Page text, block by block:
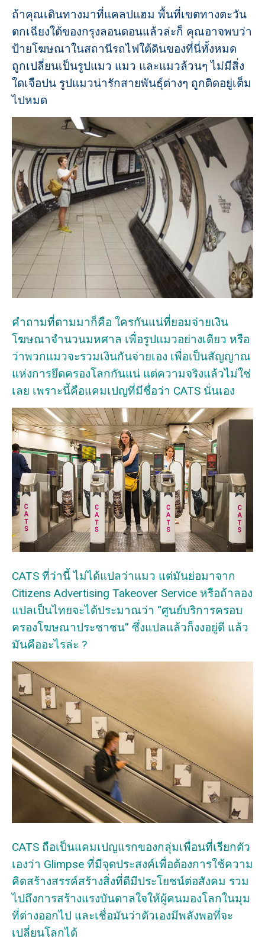
ถ้าคุณเดินทางมาที่แคลปแฮม พื้นที่เขตทางตะวัน
ตกเฉียงใต้ของกรุงลอนดอนแล้วล่ะก็ คุณอาจพบว่า
ป้ายโฆษณาในสถานีรถไฟใต้ดินของที่นี่ทั้งหมด
ถูกเปลี่ยนเป็นรูปแมว แมว และแมวล้วนๆ ไม่มีสิ่ง
ใดเจือปน รูปแมวน่ารักสายพันธุ์ต่างๆ ถูกติดอยู่เต็ม
ไปหมด
คำถามที่ตามมาก็คือ ใครกันแน่ที่ยอมจ่ายเงิน
โฆษณาจำนวนมหศาล เพื่อรูปแมวอย่างเดียว หรือ
ว่าพวกแมวจะรวมเงินกันจ่ายเอง เพื่อเป็นสัญญาณ
แห่งการยึดครองโลกกันแน่ แต่ความจริงแล้วไม่ใช่
เลย เพราะนี้คือแคมเปญที่มีชื่อว่า CATS นั่นเอง
CATS ที่ว่านี้ ไม่ได้แปลว่าแมว แต่มันย่อมาจาก
Citizens Advertising Takeover Service หรือถ้าลอง
แปลเป็นไทยจะได้ประมาณว่า “ศูนย์บริการครอบ
ครองโฆษณาประชาชน” ซึ่งแปลแล้วก็งงอยู่ดี แล้ว
มันคืออะไรล่ะ ?
CATS ถือเป็นแคมเปญแรกของกลุ่มเพื่อนที่เรียกตัว
เองว่า Glimpse ที่มีจุดประสงค์เพื่อต้องการใช้ความ
คิดสร้างสรรค์สร้างสิ่งที่ดีมีประโยชน์ต่อสังคม รวม
ไปถึงการสร้างแรงบันดาลใจให้ผู้คนมองโลกในมุม
ที่ต่างออกไป และเชื่อมันว่าตัวเองมีพลังพอที่จะ
เปลี่ยนโลกได้